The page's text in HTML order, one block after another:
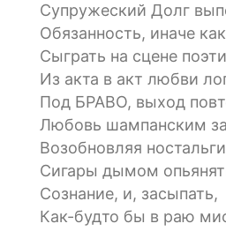
Супружеский Долг
Обязанность, иначе
Сыграть на сцене
Из акта в акт любви
Под БРАВО, выход
Любовь шампанским
Возобновляя
Сигары дымом
Сознание, и, засыпать,
Как-будто бы в раю